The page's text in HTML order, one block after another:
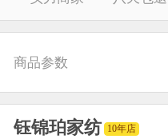
商品参数
钰锦珀家纺 10年店